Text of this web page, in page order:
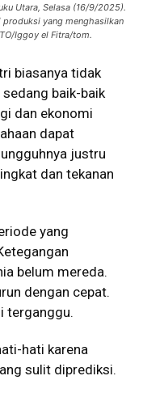
Utara, Selasa (16/9/2025).
yang menghasilkan
Iggoy el Fitra/tom.
biasanya tidak
baik-baik
dan ekonomi
dapat
justru
dan tekanan
yang
belum mereda.
dengan cepat.
terganggu.
hati karena
sulit diprediksi.